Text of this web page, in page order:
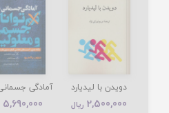
دویدن با لیدیارد
2,500,000 ریال 5,690,000